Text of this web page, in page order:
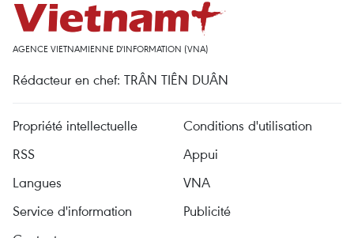
AGENCE VIETNAMIENNE D'INFORMATION (VNA)
Rédacteur en chef: TRÂN TIÊN DUÂN
Propriété intellectuelle
Conditions d'utilisation
RSS
Appui
Langues
VNA
Service d'information
Publicité